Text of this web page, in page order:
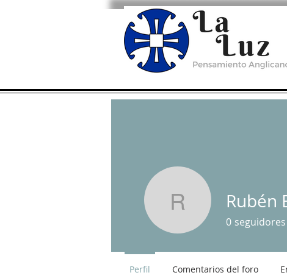
Rubén B.
Rubén
0 seguidores
Perfil Comentarios del foro